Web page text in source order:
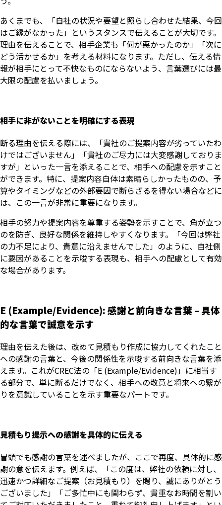
あくまでも、「自社の状況や要望と照らし合わせた結果、今回
はご縁がなかった」というスタンスで伝えることが大切です。
理由を伝えることで、相手企業も「何が悪かったのか」「次に
どう活かせるか」を考える材料になります。ただし、伝える情
報が相手にとって不快なものにならないよう、言葉選びには最
大限の配慮を払いましょう。
相手に非がないことを明確にする表現
断る理由を伝える際には、「貴社のご提案内容が劣っていたわ
けではございません」「貴社のご尽力には大変感謝しておりま
すが」といった一言を添えることで、相手への配慮を示すこと
ができます。特に、提案内容自体は素晴らしかったものの、予
算やタイミングなどの外部要因で断らざるを得ない場合などに
は、この一言が非常に重要になります。
相手の努力や提案内容を尊重する姿勢を示すことで、角が立つ
のを防ぎ、良好な関係を維持しやすくなります。「今回は弊社
の力不足により、貴意に沿えませんでした」のように、自社側
に要因があることを示唆する表現も、相手への配慮として有効
な場合があります。
E (Example/Evidence): 感謝と前向きな言葉 – 具体
的な言葉で誠意を示す
理由を伝えた後は、改めて見積もり作成に協力してくれたこと
への感謝の言葉と、今後の関係性を示唆する前向きな言葉を添
えます。これがCREC法の「E (Example/Evidence)」に相当す
る部分で、単に断るだけでなく、相手への敬意と将来への繋が
りを意識していることを示す重要なパートです。
見積もり提示への感謝を具体的に伝える
冒頭でも感謝の言葉を述べましたが、ここで再度、具体的に感
謝の意を伝えます。例えば、「この度は、弊社の依頼に対し、
迅速かつ詳細なご提案（お見積もり）を賜り、誠にありがとう
ございました」「ご多忙中にも関わらず、貴重なお時間を割い